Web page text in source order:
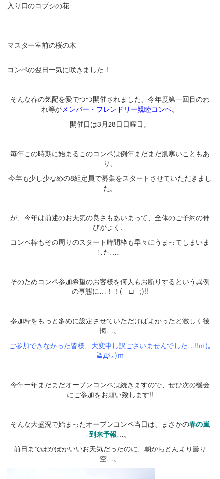
入り口のコブシの花
マスター室前の桜の木
コンペの翌日一気に咲きました！
そんな春の気配を愛でつつ開催されました、今年度第一回目のわ
れ等がメンバー・フレンドリー親睦コンペ。
開催日は3月28日日曜日。
毎年この時期に始まるこのコンペは例年まだまだ肌寒いこともあ
り、
今年も少し少なめの8組定員で募集をスタートさせていただきまし
た。
が、今年は前述のお天気の良さもあいまって、全体のご予約の伸
びがよく、
コンペ枠もその周りのスタート時間枠も早々にうまってしまいま
した…。
そのためコンペ参加希望のお客様を何人もお断りするという異例
の事態に…！！(￣□￣;)!!
参加枠をもっと多めに設定させていただけばよかったと激しく後
悔…。
ご参加できなかった皆様、大変申し訳ございませんでした…!!ｍ(｡
≧Д≦｡)ｍ
今年一年まだまだオープンコンペは続きますので、ぜひ次の機会
にご参加をお願い致します!!
そんな大盛況で始まったオープンコンペ当日は、まさかの春の嵐
到来予報…。
前日までぽかぽかいいお天気だったのに、朝からどんより曇り
空…。